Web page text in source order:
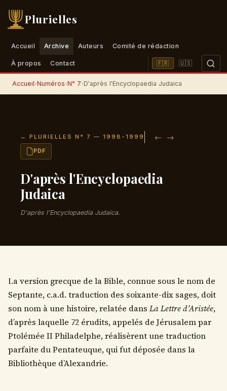
Plurielles
Accueil Archive Auteurs Comité de rédaction
À propos Contact 🇫🇷 🇺🇸
Accueil›Numéros›N° 7›D'après l'Encyclopaedia Judaica
← PLURIELLES N° 7 — 1998-1999 ← →
PDF
D'après l'Encyclopaedia
Judaica
D'après l'Encyclopaedia Judaica.
La version grecque de la Bible, connue sous le nom de
Septante, c.a.d. traduction des soixante-dix sages, doit
son nom à une histoire, relatée dans La Lettre d’Aristée,
d’après laquelle 72 érudits, appelés de Jérusalem par
Ptolémée II Philadelphe, réalisèrent une traduction
parfaite du Pentateuque, qui fut déposée dans la
Bibliothèque d’Alexandrie.